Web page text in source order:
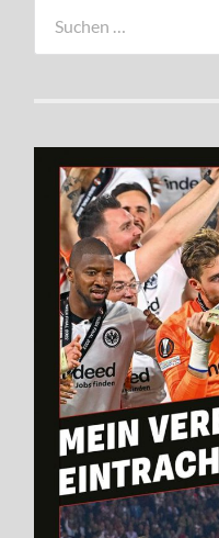
nach: